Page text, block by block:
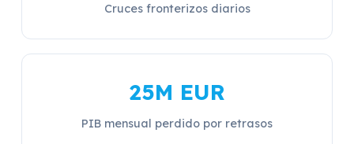
Cruces fronterizos diarios
25M EUR
PIB mensual perdido por retrasos